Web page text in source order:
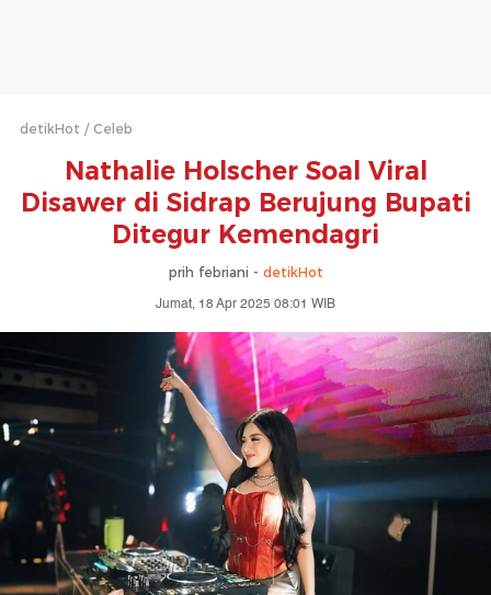
detikHot Celeb
Nathalie Holscher Soal Viral
Disawer di Sidrap Berujung Bupati
Ditegur Kemendagri
prih febriani - detikHot
Jumat, 18 Apr 2025 08:01 WIB